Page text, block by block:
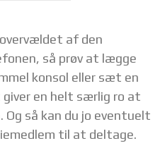
af den
så prøv at lægge
konsol eller sæt en
en helt særlig ro at
Og så kan du jo eventuelt
til at deltage.